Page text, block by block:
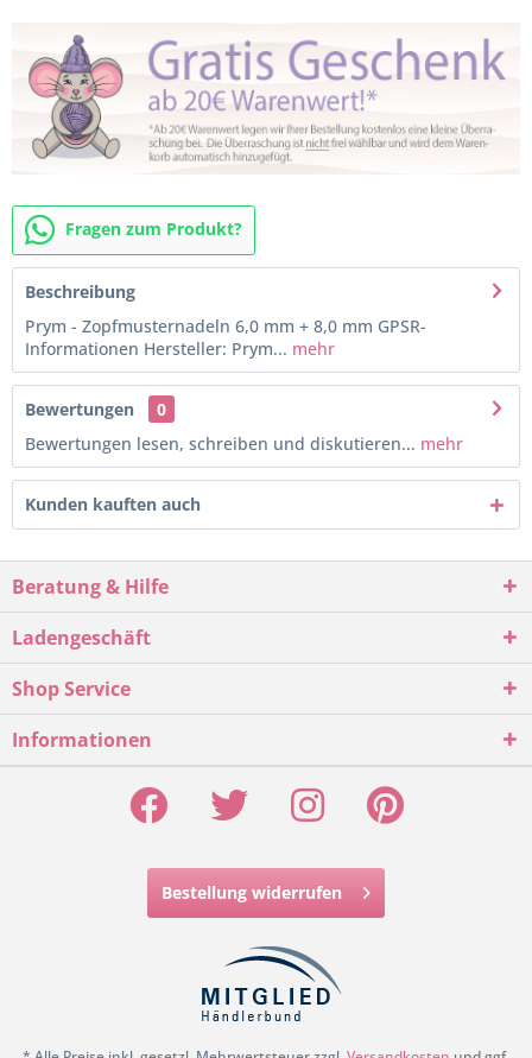
Fragen zum Produkt?
Beschreibung
Prym - Zopfmusternadeln 6,0 mm + 8,0 mm GPSR-
Informationen Hersteller: Prym... mehr
Bewertungen
0
Bewertungen lesen, schreiben und diskutieren... mehr
Kunden kauften auch
Beratung & Hilfe
Ladengeschäft
Shop Service
Informationen
Bestellung widerrufen